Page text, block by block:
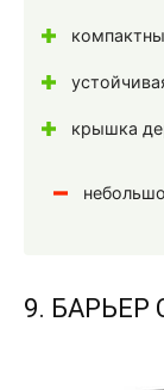
крышка
9. БАРЬЕР